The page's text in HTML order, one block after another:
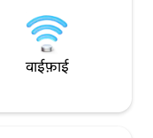
वाईफ़ाई